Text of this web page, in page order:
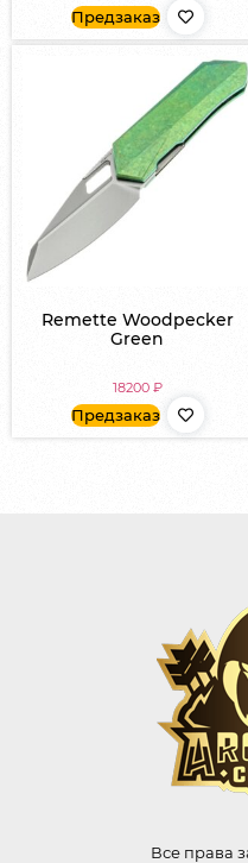
Предзаказ
Remette Woodpecker
Green
18200 ₽
Предзаказ
Все права